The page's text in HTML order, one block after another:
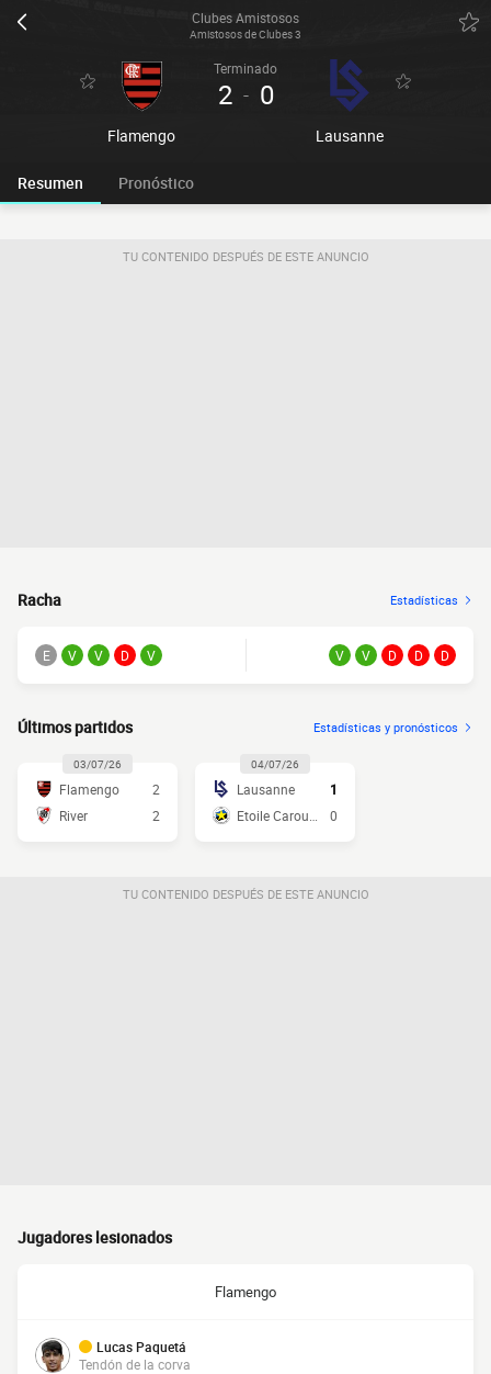
Clubes Amistosos
Amistosos de Clubes 3
Flamengo
Terminado
2 - 0
Lausanne
Resumen Pronóstico
TU CONTENIDO DESPUÉS DE ESTE ANUNCIO
Racha Estadísticas
E V V D V V V D D D
Últimos partidos Estadísticas y pronósticos
03/07/26
Flamengo
2
River
2
04/07/26
Lausanne
1
0
TU CONTENIDO DESPUÉS DE ESTE ANUNCIO
Jugadores lesionados
Flamengo
Lucas Paquetá
Tendón de la corva